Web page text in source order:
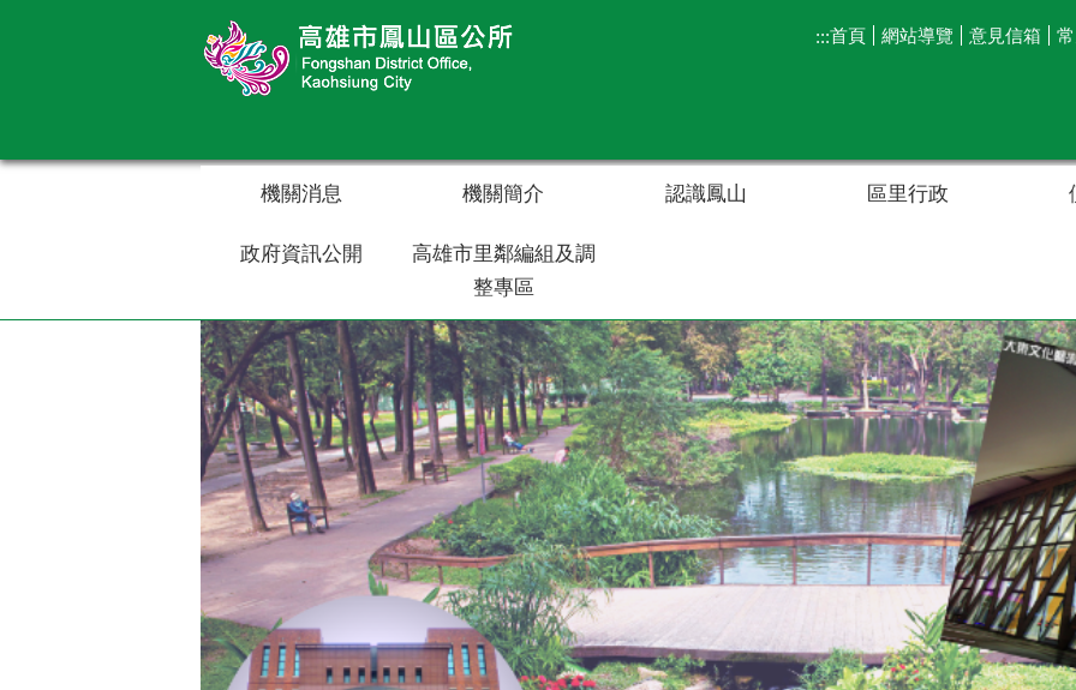
:::首頁 網站導覽 意見信箱
機關消息 機關簡介 認識鳳山 區里行政
政府資訊公開
高雄市里鄰編組及調
整專區